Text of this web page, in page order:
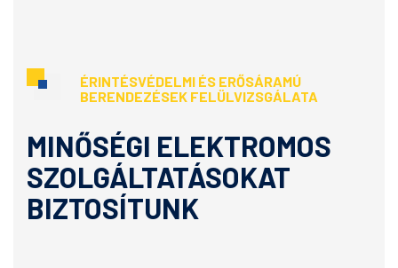
ÉRINTÉSVÉDELMI ÉS ERŐSÁRAMÚ
BERENDEZÉSEK FELÜLVIZSGÁLATA
MINŐSÉGI ELEKTROMOS
SZOLGÁLTATÁSOKAT
BIZTOSÍTUNK